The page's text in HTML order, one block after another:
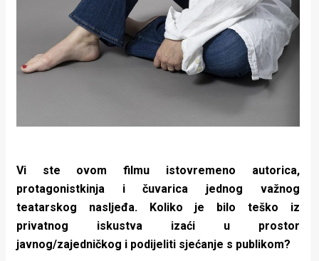
Vi ste ovom filmu istovremeno autorica,
protagonistkinja i čuvarica jednog važnog
teatarskog nasljeđa. Koliko je bilo teško iz
privatnog iskustva izaći u prostor
javnog/zajedničkog i podijeliti sjećanje s publikom?